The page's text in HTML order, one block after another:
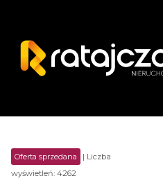
Oferta sprzedana
| Liczba
wyświetleń: 4262